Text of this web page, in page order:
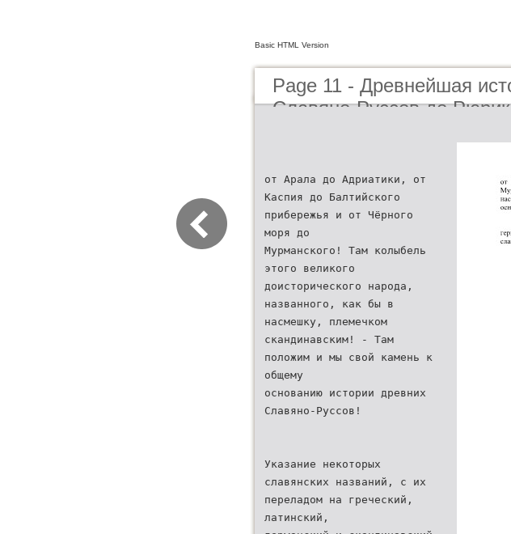
Basic HTML Version
Page 11 - Древнейшая
Славяно-Руссов до
от Арала до Адриатики, от
Каспия до Балтийского
прибережья и от Чёрного
моря до
Мурманского! Там колыбель
этого великого
доисторического народа,
названного, как бы в
насмешку, племечком
скандинавским! - Там
положим и мы свой камень к
общему
основанию истории древних
Славяно-Руссов!
Указание некоторых
славянских названий, с их
переладом на греческий,
латинский,